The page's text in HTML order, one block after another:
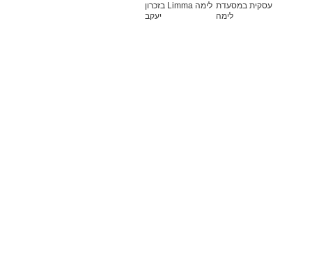
עסקית במסעדת
לימה
לימה Limma בזכרון
יעקב